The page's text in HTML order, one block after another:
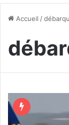
Accueil /